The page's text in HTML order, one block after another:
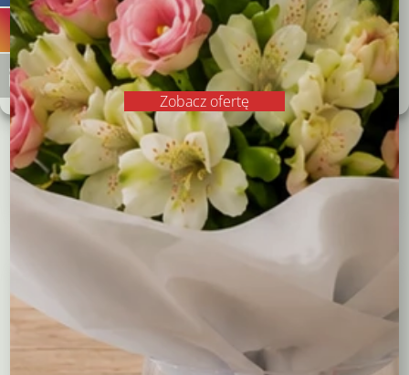
Odrzucam
Zobacz preferencje
Polityka plików cookiesPolityka prywatności
Kompozycja na grób
biało fioletowa
198,00zł
Czytaj dalej
Kompozycja nagrobna –
serce
110,00zł
Dodaj do koszyka
Bukiety okolicznościowe
Kreatory bukietów
Zobacz ofertę